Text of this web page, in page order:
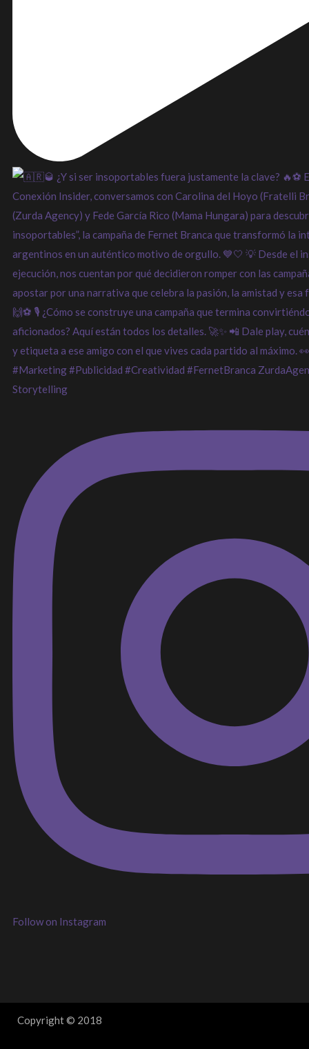
Follow on Instagram
Copyright © 2018